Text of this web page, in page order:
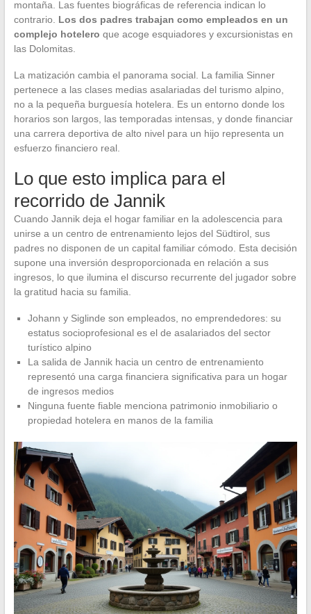
montaña. Las fuentes biográficas de referencia indican lo
contrario. Los dos padres trabajan como empleados en un
complejo hotelero que acoge esquiadores y excursionistas en
las Dolomitas.
La matización cambia el panorama social. La familia Sinner
pertenece a las clases medias asalariadas del turismo alpino,
no a la pequeña burguesía hotelera. Es un entorno donde los
horarios son largos, las temporadas intensas, y donde financiar
una carrera deportiva de alto nivel para un hijo representa un
esfuerzo financiero real.
Lo que esto implica para el
recorrido de Jannik
Cuando Jannik deja el hogar familiar en la adolescencia para
unirse a un centro de entrenamiento lejos del Südtirol, sus
padres no disponen de un capital familiar cómodo. Esta decisión
supone una inversión desproporcionada en relación a sus
ingresos, lo que ilumina el discurso recurrente del jugador sobre
la gratitud hacia su familia.
Johann y Siglinde son empleados, no emprendedores: su
estatus socioprofesional es el de asalariados del sector
turístico alpino
La salida de Jannik hacia un centro de entrenamiento
representó una carga financiera significativa para un hogar
de ingresos medios
Ninguna fuente fiable menciona patrimonio inmobiliario o
propiedad hotelera en manos de la familia